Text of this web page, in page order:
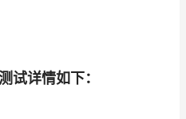
试详情如下：